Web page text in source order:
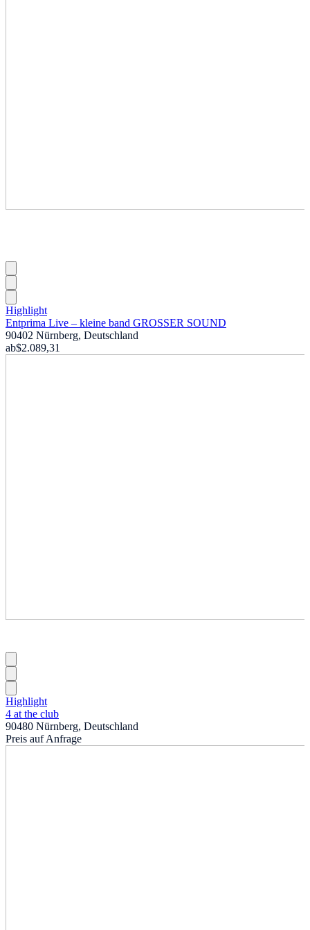
Highlight
Entprima Live – kleine band GROSSER SOUND
90402 Nürnberg, Deutschland
ab$2.089,31
Highlight
4 at the club
90480 Nürnberg, Deutschland
Preis auf Anfrage